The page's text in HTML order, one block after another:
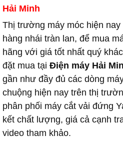
Hải Minh
Thị trường máy móc hiện
hàng nhái tràn lan, để mua
hãng với giá tốt nhất quý
đặt mua tại Điện máy Hải
gần như đầy đủ các dòng
chuộng hiện nay trên thị
phân phối máy cắt vải đứng
kết chất lượng, giá cả cạnh
video tham khảo.